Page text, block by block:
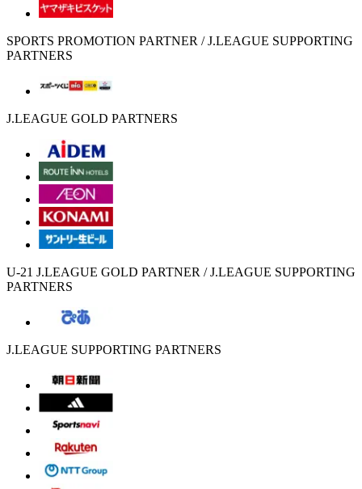
SPORTS PROMOTION PARTNER / J.LEAGUE SUPPORTING
PARTNERS
J.LEAGUE GOLD PARTNERS
U-21 J.LEAGUE GOLD PARTNER / J.LEAGUE SUPPORTING
PARTNERS
J.LEAGUE SUPPORTING PARTNERS